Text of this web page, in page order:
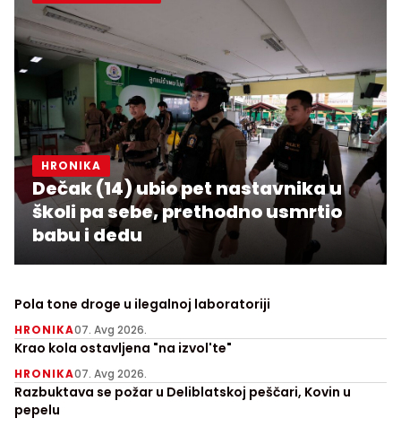
HRONIKA
Dečak (14) ubio pet nastavnika u
školi pa sebe, prethodno usmrtio
babu i dedu
Pola tone droge u ilegalnoj laboratoriji
HRONIKA07. Avg 2026.
Krao kola ostavljena "na izvol'te"
HRONIKA07. Avg 2026.
Razbuktava se požar u Deliblatskoj peščari, Kovin u
pepelu